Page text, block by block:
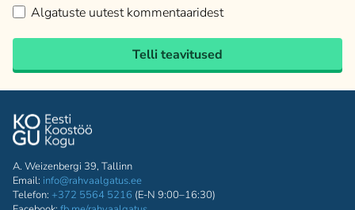
Algatuste uutest kommentaaridest
Telli teavitused
A. Weizenbergi 39, Tallinn
Email: info@rahvaalgatus.ee
Telefon: +372 5564 5216 (E-N 9:00–16:30)